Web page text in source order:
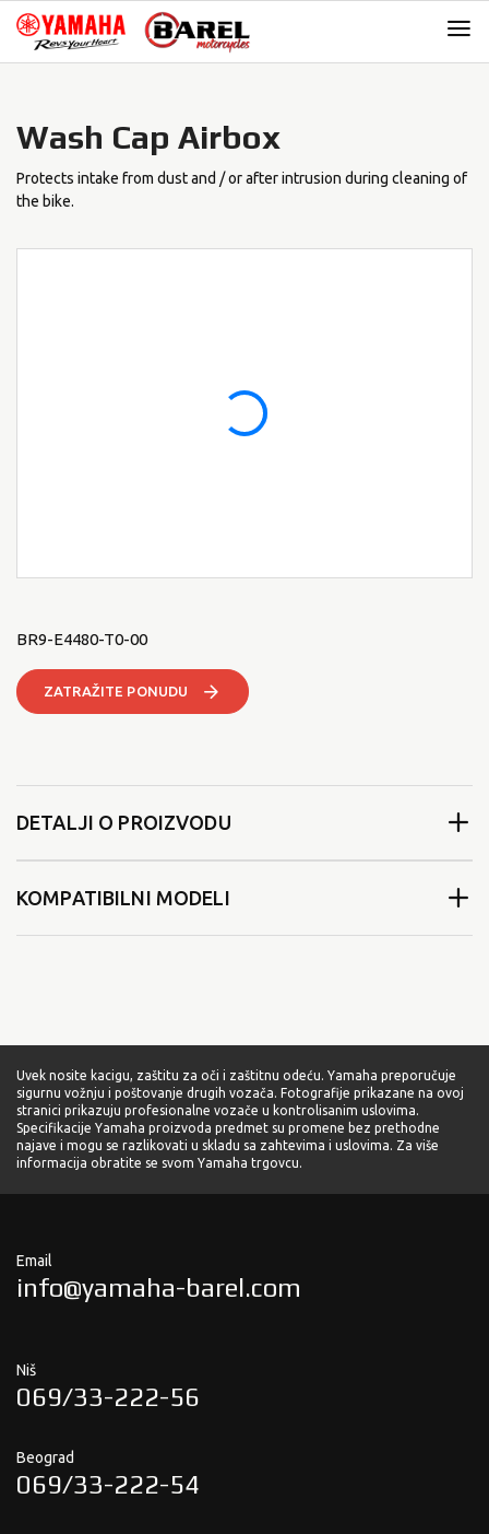
Skip
navigation
Skip
content
Wash Cap Airbox
Protects intake from dust and / or after intrusion during cleaning of
the bike.
BR9-E4480-T0-00
ZATRAŽITE PONUDU
DETALJI O PROIZVODU
KOMPATIBILNI MODELI
Uvek nosite kacigu, zaštitu za oči i zaštitnu odeću. Yamaha preporučuje
sigurnu vožnju i poštovanje drugih vozača. Fotografije prikazane na ovoj
stranici prikazuju profesionalne vozače u kontrolisanim uslovima.
Specifikacije Yamaha proizvoda predmet su promene bez prethodne
najave i mogu se razlikovati u skladu sa zahtevima i uslovima. Za više
informacija obratite se svom Yamaha trgovcu.
Email
info@yamaha-barel.com
Niš
069/33-222-56
Beograd
069/33-222-54